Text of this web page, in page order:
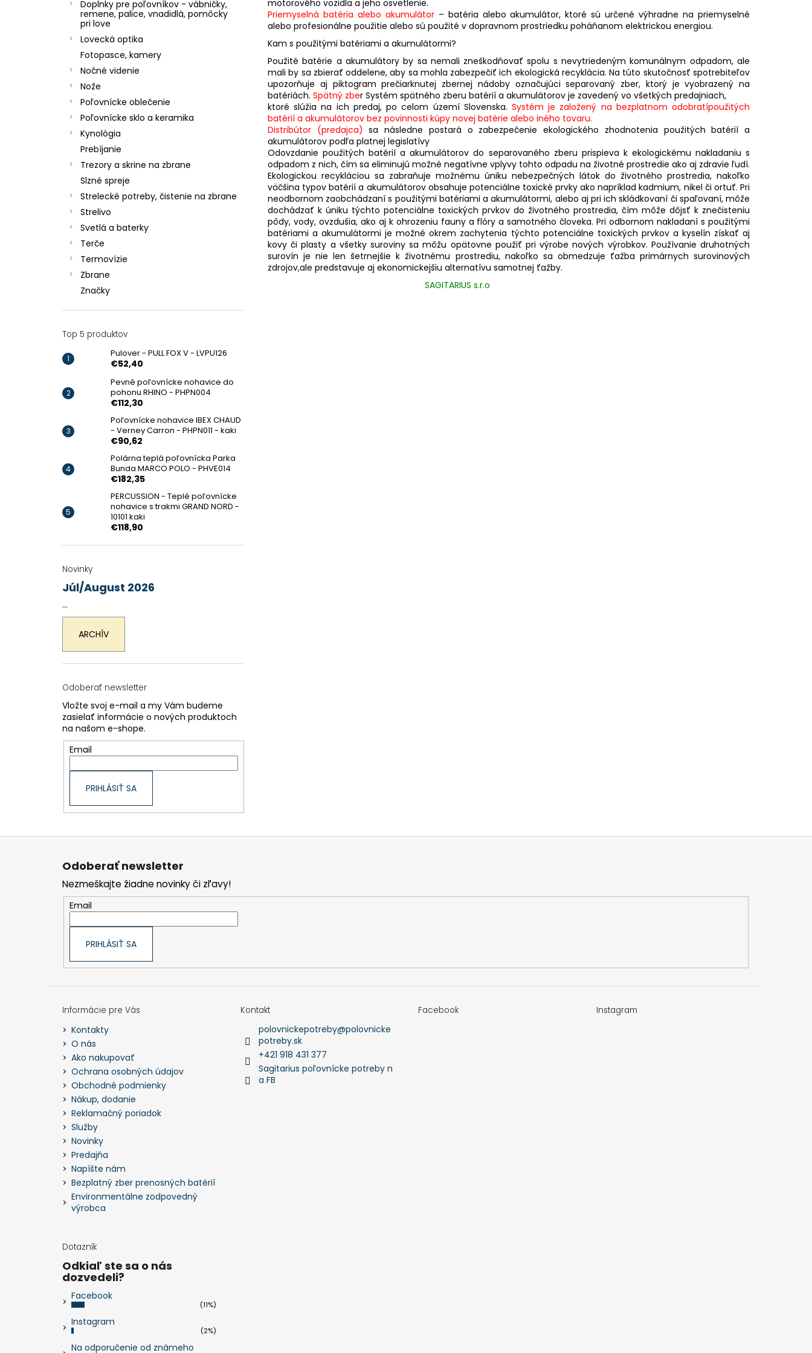
Doplnky pre poľovníkov - vábničky,
remene, palice, vnadidlá, pomôcky
pri love
Lovecká optika
Fotopasce, kamery
Nočné videnie
Nože
Poľovnícke oblečenie
Poľovnícke sklo a keramika
Kynológia
Prebíjanie
Trezory a skrine na zbrane
Slzné spreje
Strelecké potreby, čistenie na zbrane
Strelivo
Svetlá a baterky
Terče
Termovízie
Zbrane
Značky
Top 5 produktov
Pulover - PULL FOX V - LVPU126
€52,40
Pevné poľovnícke nohavice do
pohonu RHINO - PHPN004
€112,30
Poľovnícke nohavice IBEX CHAUD
- Verney Carron - PHPN011 - kaki
€90,62
Polárna teplá poľovnícka Parka
Bunda MARCO POLO - PHVE014
€182,35
PERCUSSION - Teplé poľovnícke
nohavice s trakmi GRAND NORD -
10101 kaki
€118,90
Novinky
Júl/August 2026
...
ARCHÍV
Odoberať newsletter
Vložte svoj e-mail a my Vám budeme
zasielať informácie o nových produktoch
na našom e-shope.
Email
PRIHLÁSIŤ SA
motorového vozidla a jeho osvetlenie.
Priemyselná batéria alebo akumulátor– batéria alebo akumulátor, ktoré sú určené výhradne na priemyselné
alebo profesionálne použitie alebo sú použité v dopravnom prostriedku poháňanom elektrickou energiou.
Kam s použitými batériami a akumulátormi?
Použité batérie a akumulátory by sa nemali zneškodňovať spolu s nevytriedeným komunálnym odpadom, ale
mali by sa zbierať oddelene, aby sa mohla zabezpečiť ich ekologická recyklácia. Na túto skutočnosť spotrebiteľov
upozorňuje aj piktogram prečiarknutej zbernej nádoby označujúci separovaný zber, ktorý je vyobrazený na
batériách. Spätný zber Systém spätného zberu batérií a akumulátorov je zavedený vo všetkých predajniach,
ktoré slúžia na ich predaj, po celom území Slovenska. Systém je založený na bezplatnom odobratípoužitých
batérií a akumulátorov bez povinnosti kúpy novej batérie alebo iného tovaru.
Distribútor (predajca) sa následne postará o zabezpečenie ekologického zhodnotenia použitých batérií a
akumulátorov podľa platnej legislatívy
Odovzdanie použitých batérií a akumulátorov do separovaného zberu prispieva k ekologickému nakladaniu s
odpadom z nich, čím sa eliminujú možné negatívne vplyvy tohto odpadu na životné prostredie ako aj zdravie ľudí.
Ekologickou recykláciou sa zabraňuje možnému úniku nebezpečných látok do životného prostredia, nakoľko
väčšina typov batérií a akumulátorov obsahuje potenciálne toxické prvky ako napríklad kadmium, nikel či ortuť. Pri
neodbornom zaobchádzaní s použitými batériami a akumulátormi, alebo aj pri ich skládkovaní či spaľovaní, môže
dochádzať k úniku týchto potenciálne toxických prvkov do životného prostredia, čím môže dôjsť k znečisteniu
pôdy, vody, ovzdušia, ako aj k ohrozeniu fauny a flóry a samotného človeka. Pri odbornom nakladaní s použitými
batériami a akumulátormi je možné okrem zachytenia týchto potenciálne toxických prvkov a kyselín získať aj
kovy či plasty a všetky suroviny sa môžu opätovne použiť pri výrobe nových výrobkov. Používanie druhotných
surovín je nie len šetrnejšie k životnému prostrediu, nakoľko sa obmedzuje ťažba primárnych surovinových
zdrojov,ale predstavuje aj ekonomickejšiu alternatívu samotnej ťažby.
SAGITARIUS s.r.o
Z
Odoberať newsletter
Nezmeškajte žiadne novinky či zľavy!
Email
PRIHLÁSIŤ SA
Informácie pre Vás
Kontakty
O nás
Ako nakupovať
Ochrana osobných údajov
Obchodné podmienky
Nákup, dodanie
Reklamačný poriadok
Služby
Novinky
Predajňa
Napíšte nám
Bezplatný zber prenosných batérií
Environmentálne zodpovedný
výrobca
Kontakt
polovnickepotreby@polovnicke
potreby.sk
+421 918 431 377
Sagitarius poľovnícke potreby n
a FB
Facebook Instagram
Dotazník
Odkiaľ ste sa o nás
dozvedeli?
Facebook
(11%)
Instagram
(2%)
Na odporučenie od známeho